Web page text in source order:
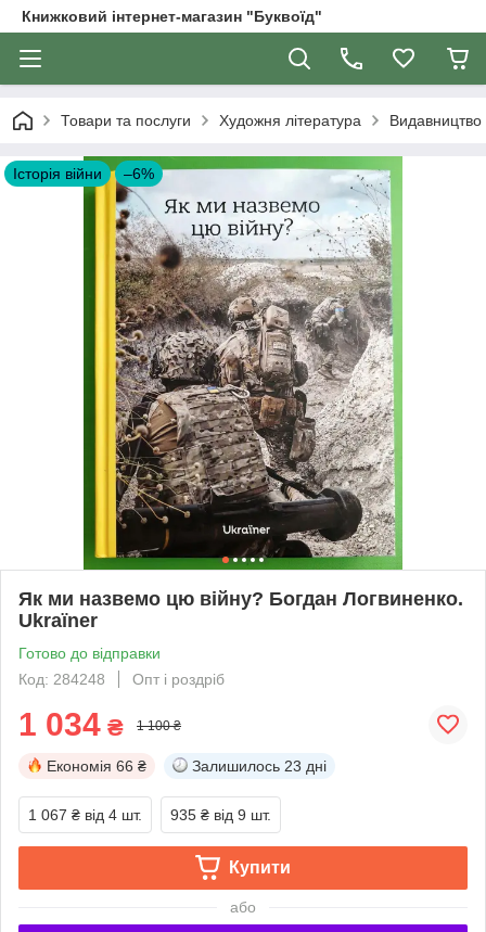
Книжковий інтернет-магазин "Буквоїд"
Товари та послуги Художня література Видавництво
Історія війни –6%
Як ми назвемо цю війну? Богдан Логвиненко.
Ukraїner
Готово до відправки
Код: 284248
Опт і роздріб
1 034 ₴ 1 100 ₴
Економія 66 ₴ Залишилось 23 дні
1 067 ₴ від 4 шт. 935 ₴ від 9 шт.
Купити
або